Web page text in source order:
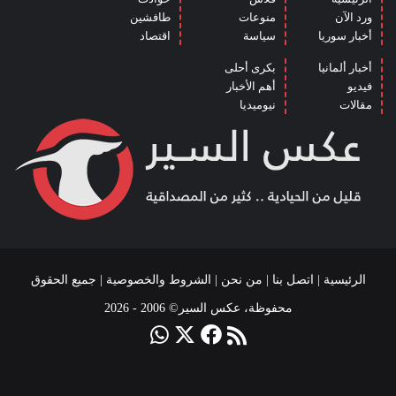
ورد الآن
أخبار سوريا
منوعات
سياسة
طافشين
اقتصاد
أخبار ألمانيا
فيديو
مقالات
بكرى أحلى
أهم الأخبار
نيوميديا
الرئيسية | اتصل بنا | من نحن | الشروط والخصوصية | جميع الحقوق
محفوظة، عكس السير© 2006 - 2026